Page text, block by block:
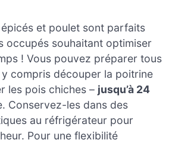
et poulet sont parfaits
occupés souhaitant optimiser
! Vous pouvez préparer tous
compris découper la poitrine
les pois chiches – jusqu’à 24
Conservez-les dans des
au réfrigérateur pour
Pour une flexibilité